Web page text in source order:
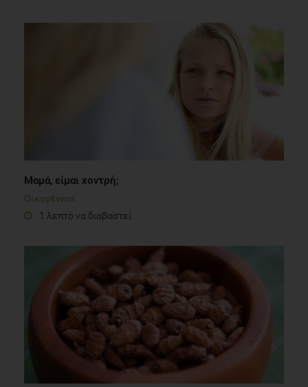
Μαμά, είμαι χοντρή;
Οικογένεια
1 λεπτό να διαβαστεί